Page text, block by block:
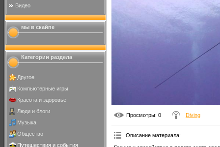
Видео
мы в скайпе
Категории раздела
Другое
Компьютерные игры
Красота и здоровье
Люди и блоги
Музыка
Общество
Путешествия и события
Просмотры: 0 Diving
Описание материала: